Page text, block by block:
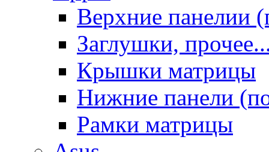
Верхние панелии
Заглушки,
Крышки матрицы
Нижние панели
Рамки матрицы